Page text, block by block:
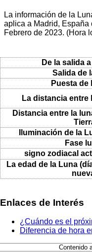
La información de la
aplica a Madrid, España
Febrero de 2023. (Hora
De la salida
Salida de
Puesta de
La distancia entre
Distancia entre la
Iluminación de la
Fase
signo zodiacal
La edad de la Luna
Enlaces de Interés
¿Cuándo es el
Diferencia de hora
Contenido